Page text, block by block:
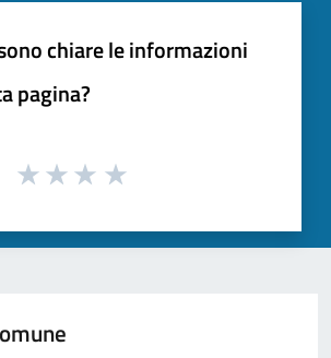
chiare le informazioni
pagina?